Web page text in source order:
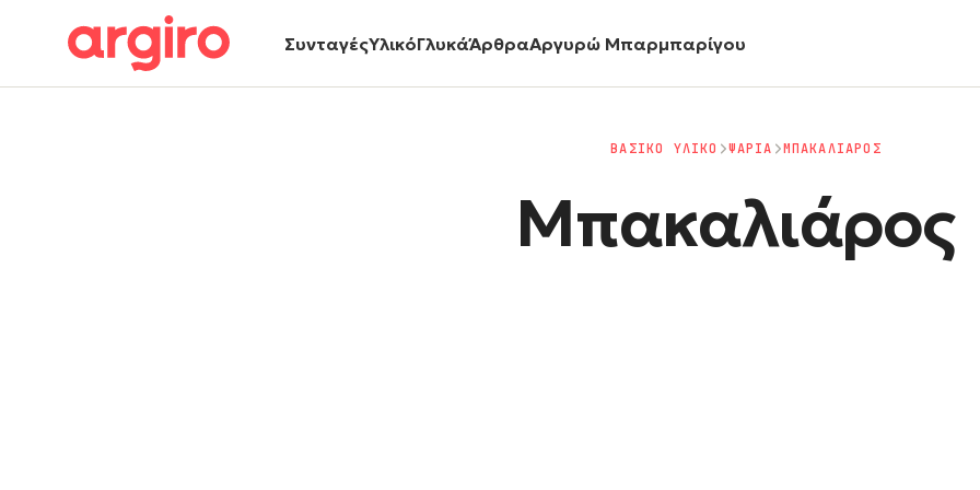
ΣυνταγέςΥλικόΓλυκάΆρθραΑργυρώ Μπαρμπαρίγου
ΒΑΣΙΚΟ ΥΛΙΚΟ ΨΑΡΙΑ ΜΠΑΚΑΛΙΑΡΟΣ
Μπακαλιάρος